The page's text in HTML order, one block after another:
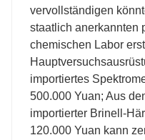
vervollständigen
staatlich anerkannten
chemischen Labor
importiertes
500.000 Yuan; Aus
importierter Brinell-
120.000 Yuan kann